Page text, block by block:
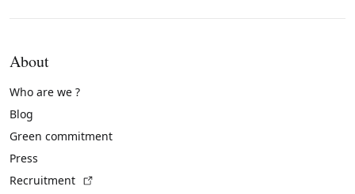
About
Who are we ?
Blog
Green commitment
Press
Recruitment